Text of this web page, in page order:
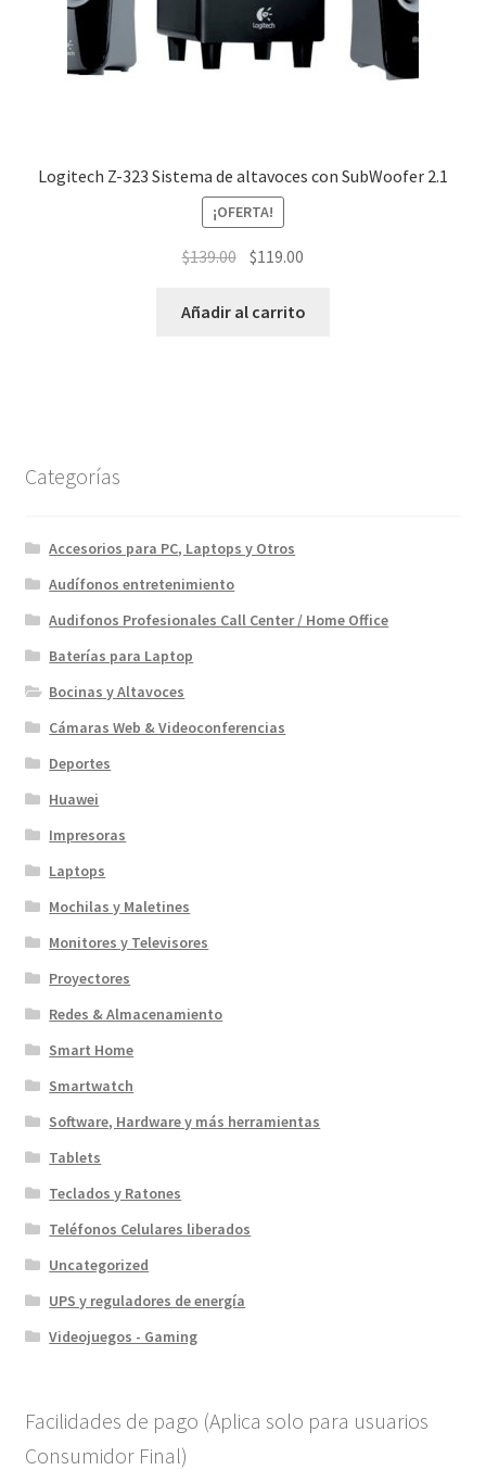
Logitech Z-323 Sistema de altavoces con SubWoofer 2.1
¡OFERTA!
$139.00 El
original
$119.00
actual
Añadir al carrito
Categorías
Accesorios para PC, Laptops y Otros
Audífonos entretenimiento
Audifonos Profesionales Call Center / Home Office
Baterías para Laptop
Bocinas y Altavoces
Cámaras Web & Videoconferencias
Deportes
Huawei
Impresoras
Laptops
Mochilas y Maletines
Monitores y Televisores
Proyectores
Redes & Almacenamiento
Smart Home
Smartwatch
Software, Hardware y más herramientas
Tablets
Teclados y Ratones
Teléfonos Celulares liberados
Uncategorized
UPS y reguladores de energía
Videojuegos - Gaming
Facilidades de pago (Aplica solo para usuarios
Consumidor Final)